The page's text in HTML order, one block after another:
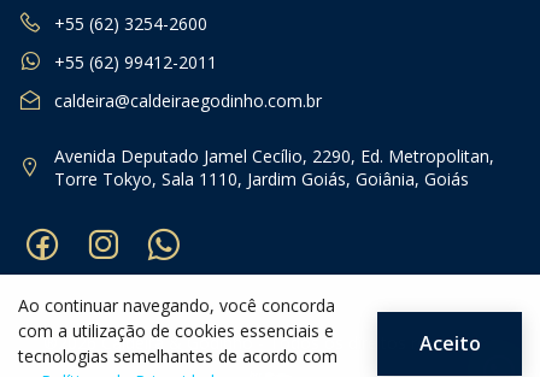
+55 (62) 3254-2600
+55 (62) 99412-2011
caldeira@caldeiraegodinho.com.br
Avenida Deputado Jamel Cecílio, 2290, Ed. Metropolitan,
Torre Tokyo, Sala 1110, Jardim Goiás, Goiânia, Goiás
®2026 Caldeira & Godinho - Todos os direitos reservados
Ao continuar navegando, você concorda
com a utilização de cookies essenciais e
tecnologias semelhantes de acordo com
Aceito